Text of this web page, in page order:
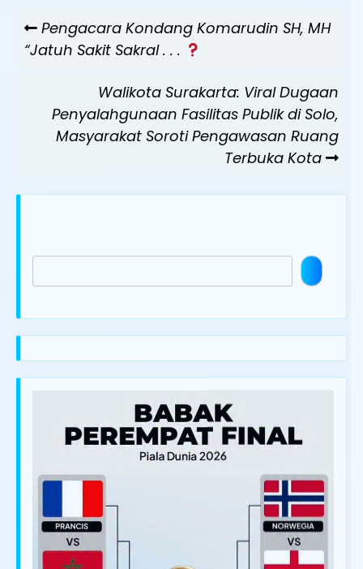
posPrevious
Post
Pengacara Kondang Komarudin SH, MH
“Jatuh Sakit Sakral . . .
Post
Walikota Surakarta: Viral Dugaan
Penyalahgunaan Fasilitas Publik di Solo,
Masyarakat Soroti Pengawasan Ruang
Terbuka Kota